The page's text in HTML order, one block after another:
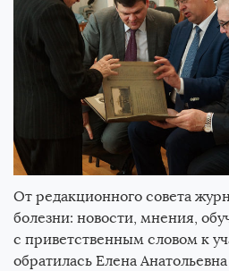
От редакционного совета
болезни: новости, мнения,
с приветственным словом к
обратилась Елена